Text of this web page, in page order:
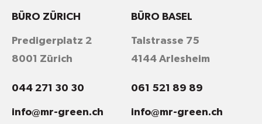
BÜRO ZÜRICH
Predigerplatz 2
8001 Zürich
044 271 30 30
info@mr-green.ch
BÜRO BASEL
Talstrasse 75
4144 Arlesheim
061 521 89 89
info@mr-green.ch